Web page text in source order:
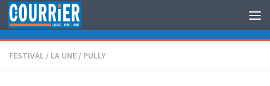
Au dessous du contenu
FESTIVAL / LA UNE / PULLY